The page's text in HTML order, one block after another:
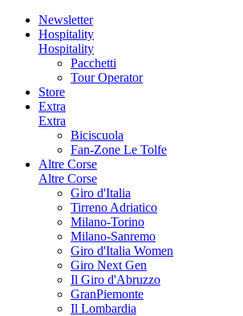
Newsletter
Hospitality
Hospitality
Pacchetti
Tour Operator
Store
Extra
Extra
Biciscuola
Fan-Zone Le Tolfe
Altre Corse
Altre Corse
Giro d'Italia
Tirreno Adriatico
Milano-Torino
Milano-Sanremo
Giro d'Italia Women
Giro Next Gen
Il Giro d'Abruzzo
GranPiemonte
Il Lombardia